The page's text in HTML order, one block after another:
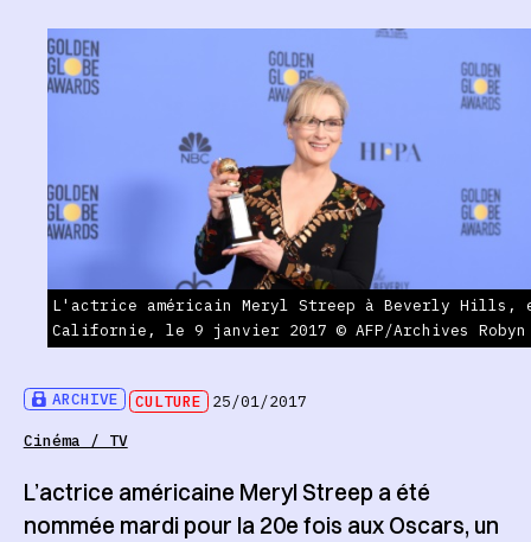
ARCHIVE CULTURE
25/01/2017
Cinéma / TV
L'actrice américain Meryl Streep à Beverly Hills,
Californie, le 9 janvier 2017 © AFP/Archives Robyn
L’actrice américaine Meryl Streep a été
nommée mardi pour la 20e fois aux Oscars, un